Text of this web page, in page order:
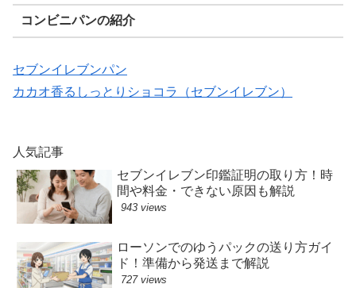
コンビニパンの紹介
セブンイレブンパン
カカオ香るしっとりショコラ（セブンイレブン）
人気記事
セブンイレブン印鑑証明の取り方！時
間や料金・できない原因も解説
943 views
ローソンでのゆうパックの送り方ガイ
ド！準備から発送まで解説
727 views